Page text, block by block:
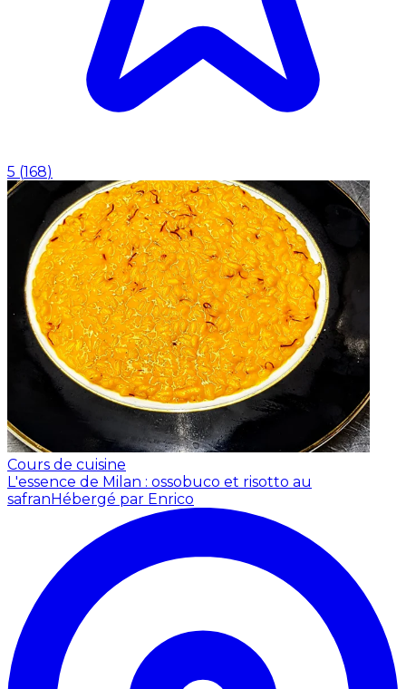
5 (168)
Cours de cuisine
L'essence de Milan : ossobuco et risotto au
safran Hébergé par Enrico